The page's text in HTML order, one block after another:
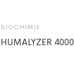
BIOCHIMIE
HUMALYZER 4000